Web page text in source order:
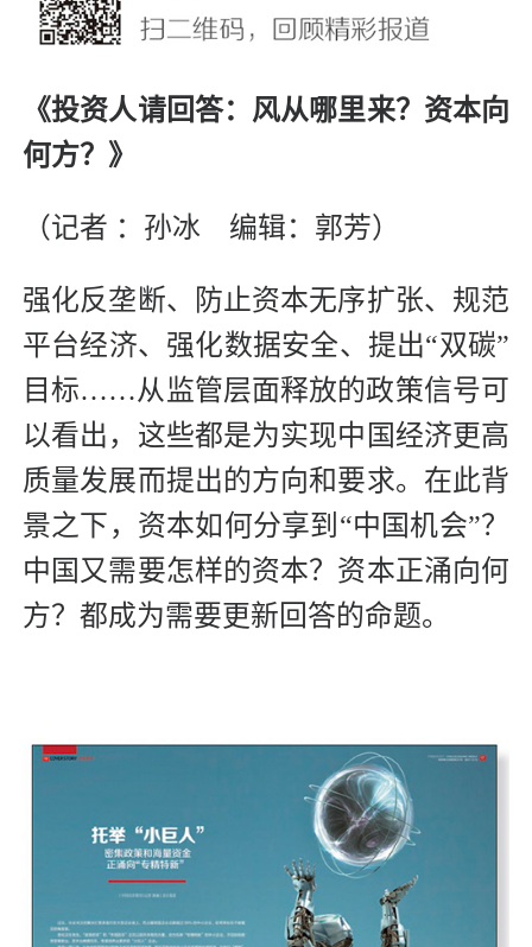
《投资人请回答：风从哪里来？资本向
何方？》
（记者 ：孙冰 编辑：郭芳）
强化反垄断、防止资本无序扩张、规范
平台经济、强化数据安全、提出“双碳”
目标……从监管层面释放的政策信号可
以看出，这些都是为实现中国经济更高
质量发展而提出的方向和要求。在此背
景之下，资本如何分享到“中国机会”？
中国又需要怎样的资本？资本正涌向何
方？都成为需要更新回答的命题。